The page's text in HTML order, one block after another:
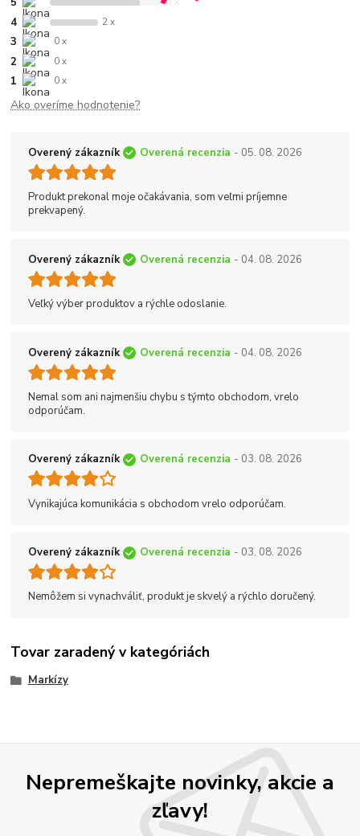
4 2 x
3 0 x
2 0 x
1 0 x
Ako overíme hodnotenie?
Overený zákazník Overená recenzia - 05. 08. 2026
Produkt prekonal moje očakávania, som veľmi príjemne
prekvapený.
Overený zákazník Overená recenzia - 04. 08. 2026
Veľký výber produktov a rýchle odoslanie.
Overený zákazník Overená recenzia - 04. 08. 2026
Nemal som ani najmenšiu chybu s týmto obchodom, vrelo
odporúčam.
Overený zákazník Overená recenzia - 03. 08. 2026
Vynikajúca komunikácia s obchodom vrelo odporúčam.
Overený zákazník Overená recenzia - 03. 08. 2026
Nemôžem si vynachváliť, produkt je skvelý a rýchlo doručený.
Tovar zaradený v kategóriách
Markízy
Nepremeškajte novinky, akcie a
zľavy!